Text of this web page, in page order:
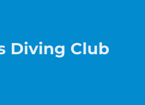
Diving Club